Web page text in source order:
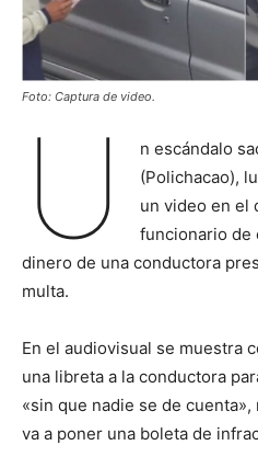
Foto: Captura de video.
U
n escándalo
(Polichacao),
un video en el
funcionario de
dinero de una conductora
multa.
En el audiovisual se muestra
una libreta a la conductora
«sin que nadie se de
va a poner una boleta de